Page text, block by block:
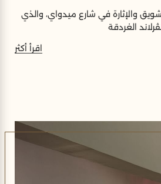
والإثارة في شارع ميدواي، والذي
اقرأ أكثر